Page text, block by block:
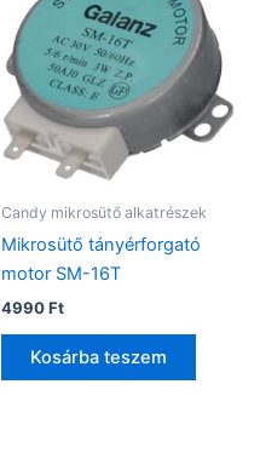
Candy mikrosütő alkatrészek
Mikrosütő tányérforgató
motor SM-16T
4990Ft
Kosárba teszem